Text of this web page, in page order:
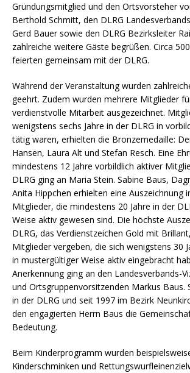
Gründungsmitglied und den Ortsvorsteher
Berthold Schmitt, den DLRG
Gerd Bauer sowie den DLRG Bezirksleiter
zahlreiche weitere Gäste begrüßen. Circa
feierten gemeinsam mit der DLRG.
Während der Veranstaltung wurden
geehrt. Zudem wurden mehrere Mitglieder
verdienstvolle Mitarbeit ausgezeichnet.
wenigstens sechs Jahre in der DLRG in
tätig waren, erhielten die Bronzemedaille:
Hansen, Laura Alt und Stefan Resch. Eine
mindestens 12 Jahre vorbildlich aktiver
DLRG ging an Maria Stein. Sabine Baus,
Anita Hippchen erhielten eine Auszeichnung
Mitglieder, die mindestens 20 Jahre in der
Weise aktiv gewesen sind. Die höchste
DLRG, das Verdienstzeichen Gold mit
Mitglieder vergeben, die sich wenigstens 30
in mustergültiger Weise aktiv eingebracht
Anerkennung ging an den Landesverbands-
und Ortsgruppenvorsitzenden Markus Baus.
in der DLRG und seit 1997 im Bezirk
den engagierten Herrn Baus die
Bedeutung.
Beim Kinderprogramm wurden
Kinderschminken und